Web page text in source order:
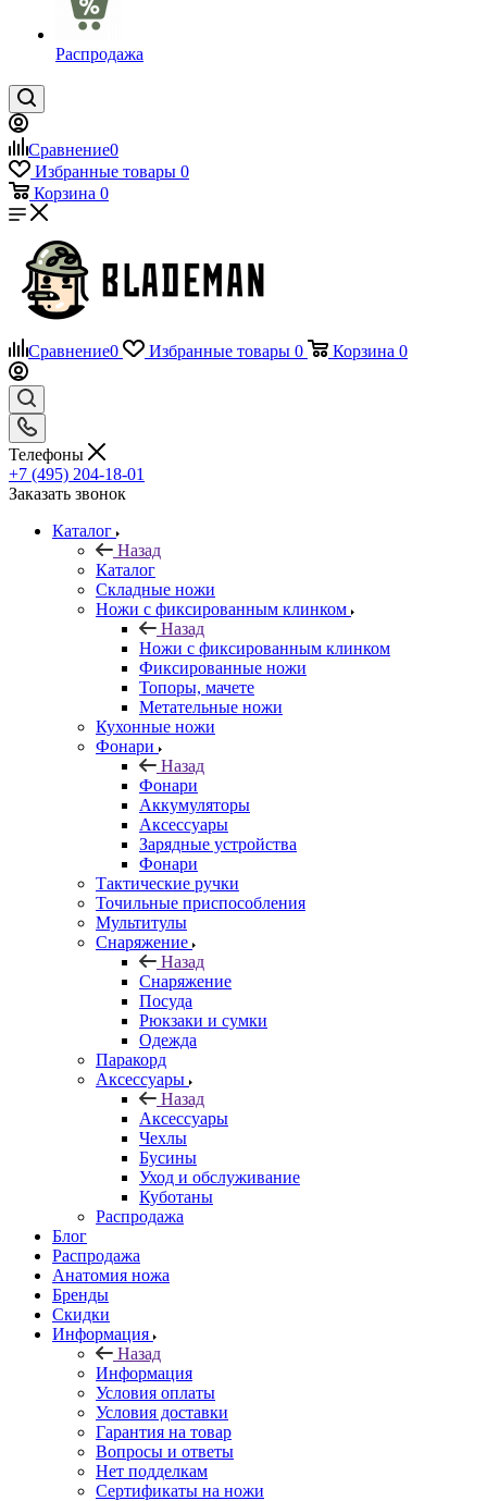
Распродажа
Сравнение0
Избранные товары 0
Корзина 0
Сравнение0 Избранные товары 0 Корзина 0
Телефоны
+7 (495) 204-18-01
Заказать звонок
Каталог
Назад
Каталог
Складные ножи
Ножи с фиксированным клинком
Назад
Ножи с фиксированным клинком
Фиксированные ножи
Топоры, мачете
Метательные ножи
Кухонные ножи
Фонари
Назад
Фонари
Аккумуляторы
Аксессуары
Зарядные устройства
Фонари
Тактические ручки
Точильные приспособления
Мультитулы
Снаряжение
Назад
Снаряжение
Посуда
Рюкзаки и сумки
Одежда
Паракорд
Аксессуары
Назад
Аксессуары
Чехлы
Бусины
Уход и обслуживание
Куботаны
Распродажа
Блог
Распродажа
Анатомия ножа
Бренды
Скидки
Информация
Назад
Информация
Условия оплаты
Условия доставки
Гарантия на товар
Вопросы и ответы
Нет подделкам
Сертификаты на ножи